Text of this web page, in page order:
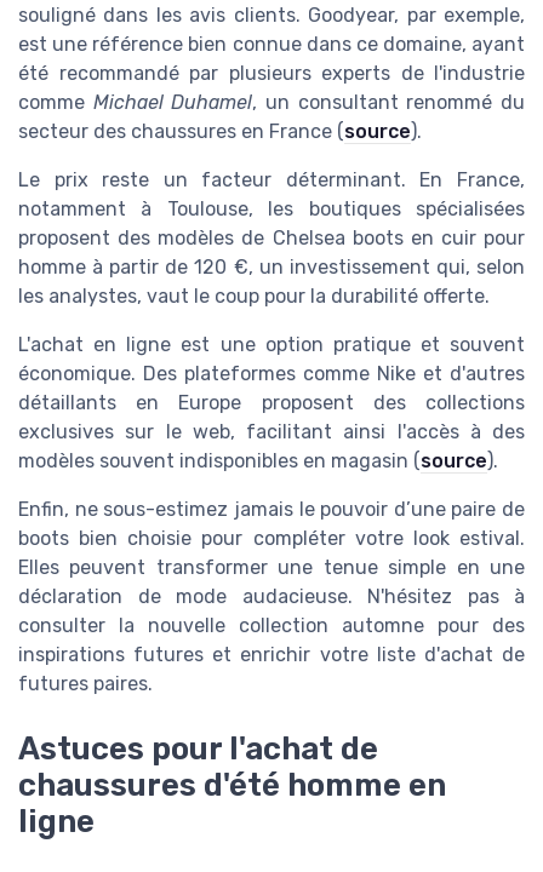
souligné dans les avis clients. Goodyear, par exemple,
est une référence bien connue dans ce domaine, ayant
été recommandé par plusieurs experts de l'industrie
comme Michael Duhamel, un consultant renommé du
secteur des chaussures en France (source).
Le prix reste un facteur déterminant. En France,
notamment à Toulouse, les boutiques spécialisées
proposent des modèles de Chelsea boots en cuir pour
homme à partir de 120 €, un investissement qui, selon
les analystes, vaut le coup pour la durabilité offerte.
L'achat en ligne est une option pratique et souvent
économique. Des plateformes comme Nike et d'autres
détaillants en Europe proposent des collections
exclusives sur le web, facilitant ainsi l'accès à des
modèles souvent indisponibles en magasin (source).
Enfin, ne sous-estimez jamais le pouvoir d’une paire de
boots bien choisie pour compléter votre look estival.
Elles peuvent transformer une tenue simple en une
déclaration de mode audacieuse. N'hésitez pas à
consulter la nouvelle collection automne pour des
inspirations futures et enrichir votre liste d'achat de
futures paires.
Astuces pour l'achat de
chaussures d'été homme en
ligne